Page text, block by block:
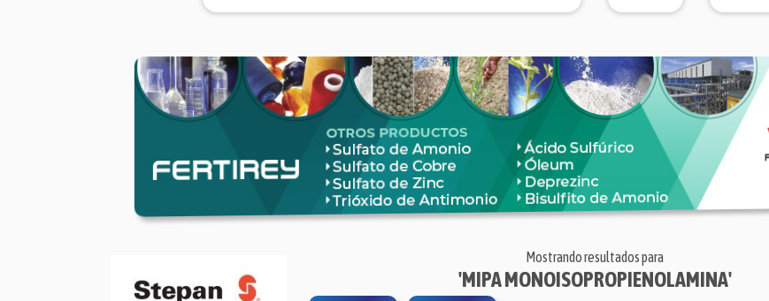
Mostrando resultados para
'MIPA MONOISOPROPIENOLAMINA'